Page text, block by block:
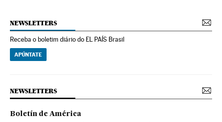
NEWSLETTERS
Receba o boletim diário do EL PAÍS Brasil
APÚNTATE
NEWSLETTERS
Boletín de América